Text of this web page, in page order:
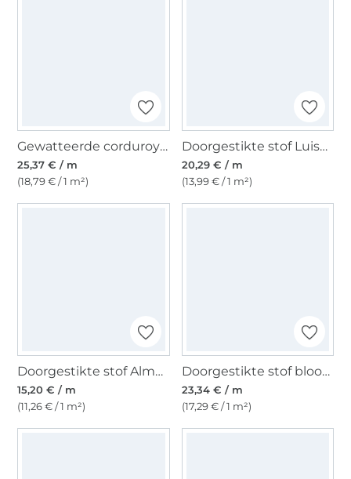
Gewatteerde corduroy stof, marineblauw
25,37 € / m
(18,79 € / 1 m²)
Doorgestikte stof Luisa, donkerblauw
20,29 € / m
(13,99 € / 1 m²)
Doorgestikte stof Alma, donkerrosé
15,20 € / m
(11,26 € / 1 m²)
Doorgestikte stof bloom, paars
23,34 € / m
(17,29 € / 1 m²)